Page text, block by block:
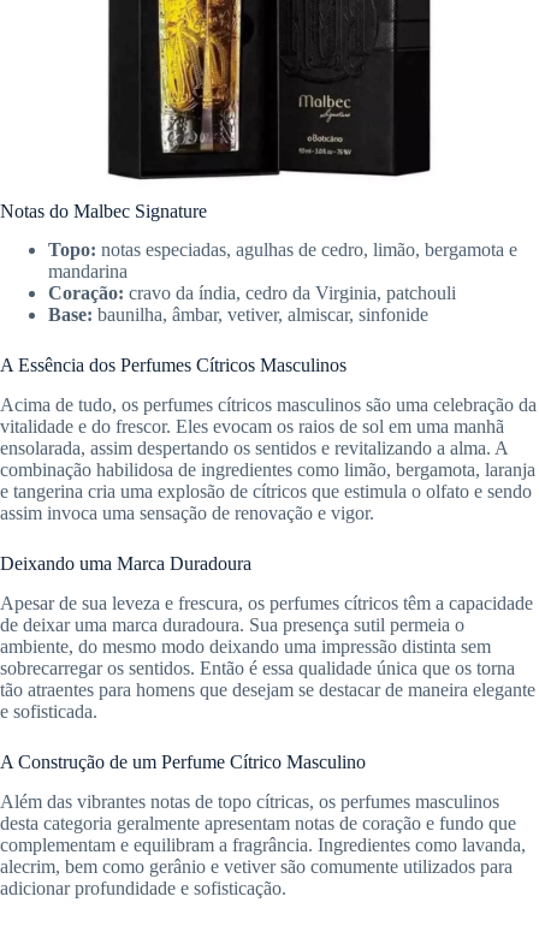
Notas do Malbec Signature
Topo: notas especiadas, agulhas de cedro, limão, bergamota e
mandarina
Coração: cravo da índia, cedro da Virginia, patchouli
Base: baunilha, âmbar, vetiver, almiscar, sinfonide
A Essência dos Perfumes Cítricos Masculinos
Acima de tudo, os perfumes cítricos masculinos são uma celebração da
vitalidade e do frescor. Eles evocam os raios de sol em uma manhã
ensolarada, assim despertando os sentidos e revitalizando a alma. A
combinação habilidosa de ingredientes como limão, bergamota, laranja
e tangerina cria uma explosão de cítricos que estimula o olfato e sendo
assim invoca uma sensação de renovação e vigor.
Deixando uma Marca Duradoura
Apesar de sua leveza e frescura, os perfumes cítricos têm a capacidade
de deixar uma marca duradoura. Sua presença sutil permeia o
ambiente, do mesmo modo deixando uma impressão distinta sem
sobrecarregar os sentidos. Então é essa qualidade única que os torna
tão atraentes para homens que desejam se destacar de maneira elegante
e sofisticada.
A Construção de um Perfume Cítrico Masculino
Além das vibrantes notas de topo cítricas, os perfumes masculinos
desta categoria geralmente apresentam notas de coração e fundo que
complementam e equilibram a fragrância. Ingredientes como lavanda,
alecrim, bem como gerânio e vetiver são comumente utilizados para
adicionar profundidade e sofisticação.